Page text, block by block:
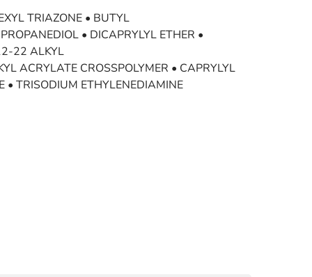
TRIAZONE • BUTYL
• DICAPRYLYL ETHER •
22 ALKYL
ACRYLATE CROSSPOLYMER • CAPRYLYL
• TRISODIUM ETHYLENEDIAMINE